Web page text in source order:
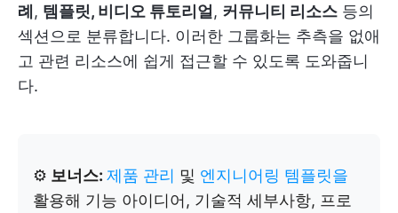
례, 템플릿, 비디오 튜토리얼, 커뮤니티 리소스 등의
섹션으로 분류합니다. 이러한 그룹화는 추측을 없애
고 관련 리소스에 쉽게 접근할 수 있도록 도와줍니
다.
⚙️ 보너스: 제품 관리 및 엔지니어링 템플릿을
활용해 기능 아이디어, 기술적 세부사항, 프로